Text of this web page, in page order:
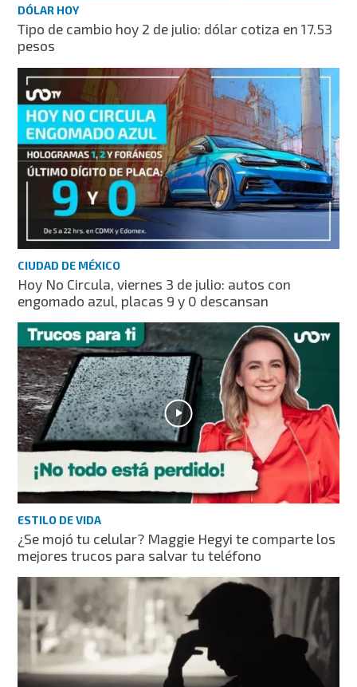
DÓLAR HOY
Tipo de cambio hoy 2 de julio: dólar cotiza en 17.53
pesos
CIUDAD DE MÉXICO
Hoy No Circula, viernes 3 de julio: autos con
engomado azul, placas 9 y 0 descansan
ESTILO DE VIDA
¿Se mojó tu celular? Maggie Hegyi te comparte los
mejores trucos para salvar tu teléfono